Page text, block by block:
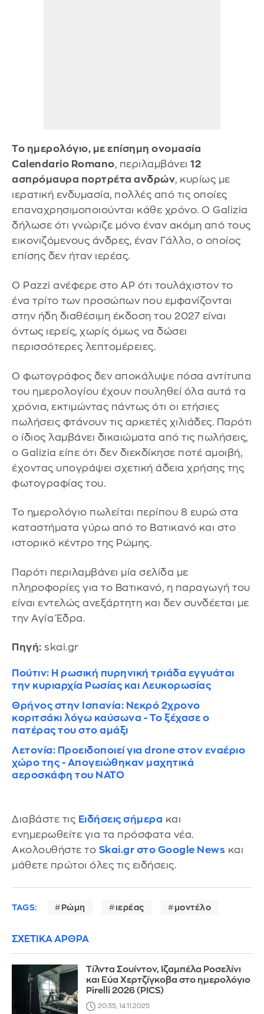
Το ημερολόγιο, με επίσημη ονομασία
Calendario Romano, περιλαμβάνει 12
ασπρόμαυρα πορτρέτα ανδρών, κυρίως με
ιερατική ενδυμασία, πολλές από τις οποίες
επαναχρησιμοποιούνται κάθε χρόνο. Ο Galizia
δήλωσε ότι γνώριζε μόνο έναν ακόμη από τους
εικονιζόμενους άνδρες, έναν Γάλλο, ο οποίος
επίσης δεν ήταν ιερέας.
Ο Pazzi ανέφερε στο AP ότι τουλάχιστον το
ένα τρίτο των προσώπων που εμφανίζονται
στην ήδη διαθέσιμη έκδοση του 2027 είναι
όντως ιερείς, χωρίς όμως να δώσει
περισσότερες λεπτομέρειες.
Ο φωτογράφος δεν αποκάλυψε πόσα αντίτυπα
του ημερολογίου έχουν πουληθεί όλα αυτά τα
χρόνια, εκτιμώντας πάντως ότι οι ετήσιες
πωλήσεις φτάνουν τις αρκετές χιλιάδες. Παρότι
ο ίδιος λαμβάνει δικαιώματα από τις πωλήσεις,
ο Galizia είπε ότι δεν διεκδίκησε ποτέ αμοιβή,
έχοντας υπογράψει σχετική άδεια χρήσης της
φωτογραφίας του.
Το ημερολόγιο πωλείται περίπου 8 ευρώ στα
καταστήματα γύρω από το Βατικανό και στο
ιστορικό κέντρο της Ρώμης.
Παρότι περιλαμβάνει μία σελίδα με
πληροφορίες για το Βατικανό, η παραγωγή του
είναι εντελώς ανεξάρτητη και δεν συνδέεται με
την Αγία Έδρα.
Πηγή: skai.gr
Πούτιν: Η ρωσική πυρηνική τριάδα εγγυάται
την κυριαρχία Ρωσίας και Λευκορωσίας
Θρήνος στην Ισπανία: Νεκρό 2χρονο
κοριτσάκι λόγω καύσωνα - Το ξέχασε ο
πατέρας του στο αμάξι
Λετονία: Προειδοποιεί για drone στον εναέριο
χώρο της - Απογειώθηκαν μαχητικά
αεροσκάφη του ΝΑΤΟ
Διαβάστε τις Ειδήσεις σήμερα και
ενημερωθείτε για τα πρόσφατα νέα.
Ακολουθήστε το Skai.gr στο Google News και
μάθετε πρώτοι όλες τις ειδήσεις.
TAGS: Ρώμη ιερέας μοντέλο
ΣΧΕΤΙΚΑ ΑΡΘΡΑ
Τίλντα Σουίντον, Ιζαμπέλα Ροσελίνι
και Εύα Χερτζίγκοβα στο ημερολόγιο
Pirelli 2026 (PICS)
20:35, 14.11.2025